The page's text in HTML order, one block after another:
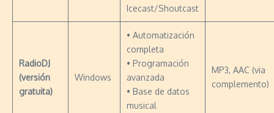
Icecast/Shoutcast
RadioDJ
(versión
gratuita)
Windows
• Automatización
completa
• Programación
avanzada
• Base de datos
musical
MP3, AAC (via
complemento)